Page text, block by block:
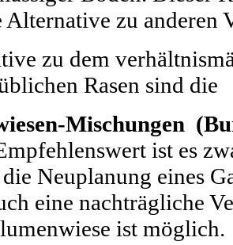
zu anderen
zu dem
Rasen sind die
Mischungen
ist es
Neuplanung eines
eine nachträgliche
ist möglich.